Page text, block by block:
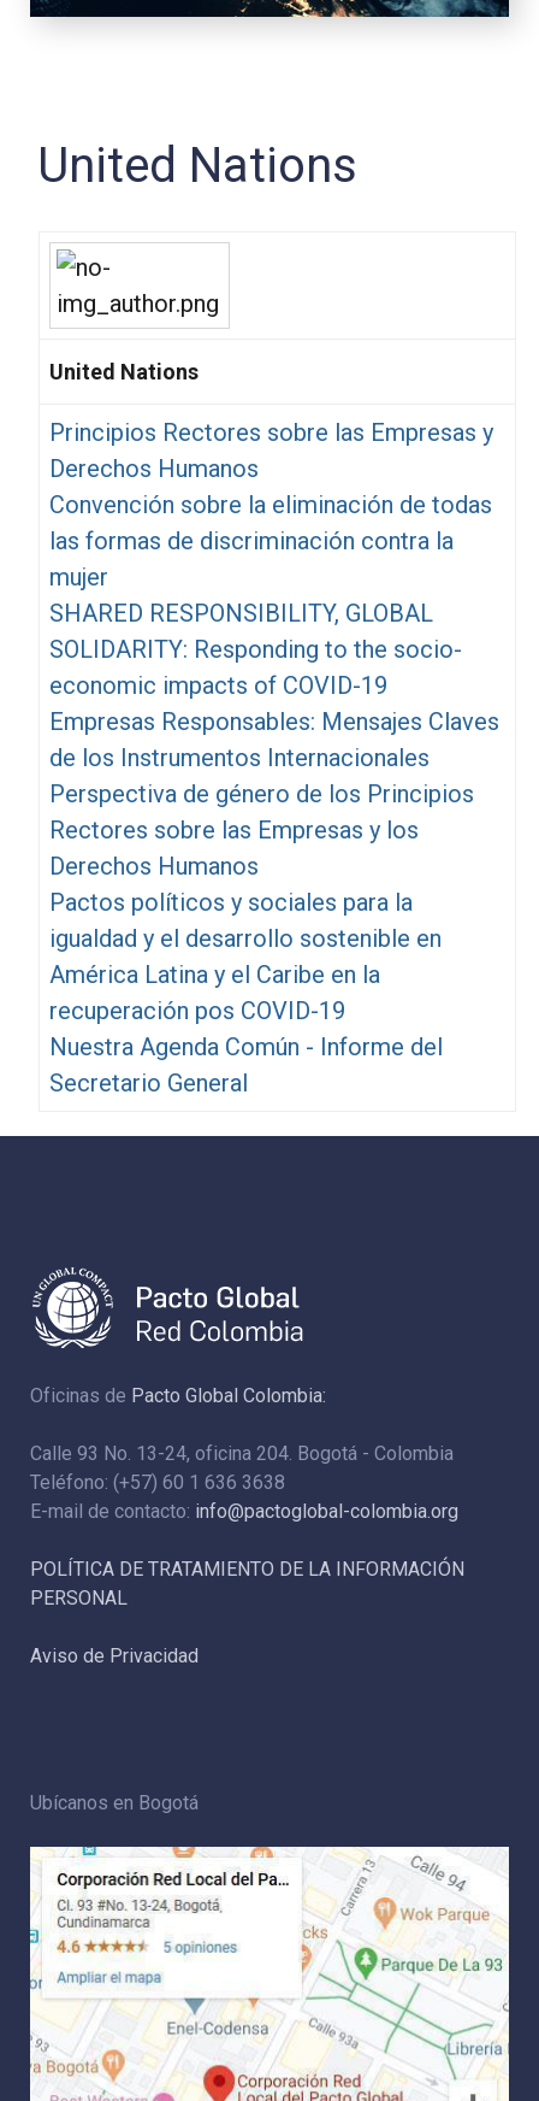
United Nations
United Nations
Principios Rectores sobre las Empresas y
Derechos Humanos
Convención sobre la eliminación de todas
las formas de discriminación contra la
mujer
SHARED RESPONSIBILITY, GLOBAL
SOLIDARITY: Responding to the socio-
economic impacts of COVID-19
Empresas Responsables: Mensajes Claves
de los Instrumentos Internacionales
Perspectiva de género de los Principios
Rectores sobre las Empresas y los
Derechos Humanos
Pactos políticos y sociales para la
igualdad y el desarrollo sostenible en
América Latina y el Caribe en la
recuperación pos COVID-19
Nuestra Agenda Común - Informe del
Secretario General
Oficinas de Pacto Global Colombia:
Calle 93 No. 13-24, oficina 204. Bogotá - Colombia
Teléfono: (+57) 60 1 636 3638
E-mail de contacto: info@pactoglobal-colombia.org
POLÍTICA DE TRATAMIENTO DE LA INFORMACIÓN
PERSONAL
Aviso de Privacidad
Ubícanos en Bogotá